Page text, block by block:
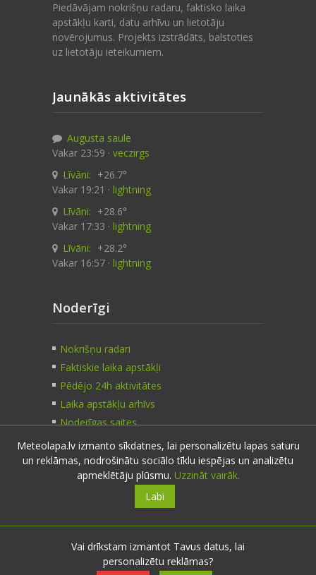
Piedāvājam nokrišņu radaru, faktisko laika
apstākļu karti, datu arhīvu un lietotāju
novērojumus. Projekts izstrādāts, balstoties
uz lietotāju ieteikumiem.
Jaunākās aktivitātes
Augusta saule
Vakar 23:59 · veczirgs
Līvāni: +26.7°
Vakar 19:21 · lightning
Līvāni: +28.6°
Vakar 17:33 · lightning
Līvāni: +28.2°
Vakar 16:57 · lightning
Noderīgi
Nokrišņu radari
Faktiskie laika apstākļi
Pēdējo 24h aktivitātes
Laika apstākļu arhīvs
Noderīgas saites
Kontakti
nosūti ziņu
Seko mums
Meteolapa.lv izmanto sīkdatnes, lai personalizētu lapas saturu
un reklāmas, nodrošinātu sociālo tīklu iespējas un analizētu
apmeklētāju plūsmu. Uzzināt vairāk.
Labi
Vai drīkstam izmantot Tavus datus, lai
personalizētu reklāmas?